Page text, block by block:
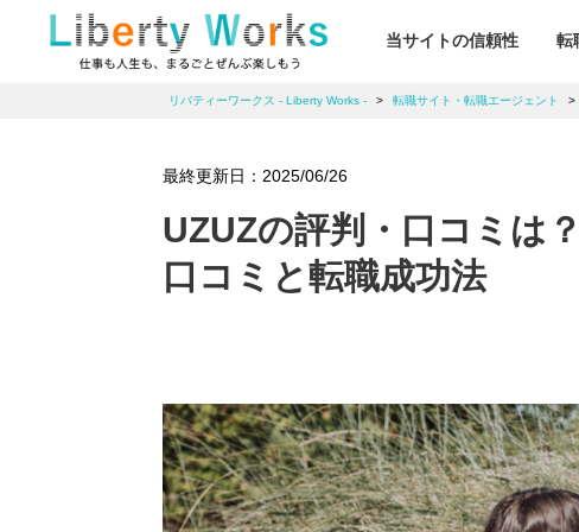
当サイトの信頼性 転
リバティーワークス - Liberty Works - > 転職サイト・転職エージェント >
最終更新日： 2025/06/26
UZUZの評判・口コミは
口コミと転職成功法